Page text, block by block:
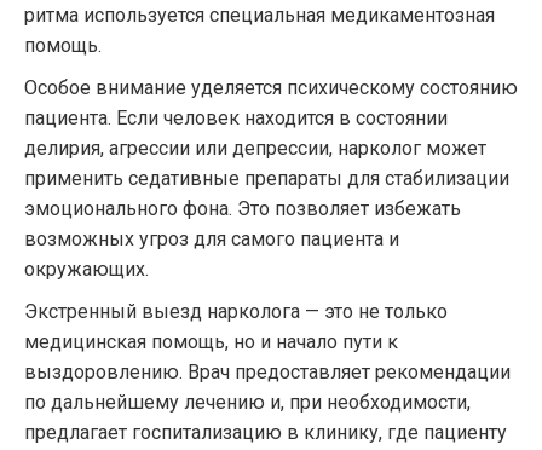
ритма используется специальная медикаментозная
помощь.
Особое внимание уделяется психическому состоянию
пациента. Если человек находится в состоянии
делирия, агрессии или депрессии, нарколог может
применить седативные препараты для стабилизации
эмоционального фона. Это позволяет избежать
возможных угроз для самого пациента и
окружающих.
Экстренный выезд нарколога — это не только
медицинская помощь, но и начало пути к
выздоровлению. Врач предоставляет рекомендации
по дальнейшему лечению и, при необходимости,
предлагает госпитализацию в клинику, где пациенту